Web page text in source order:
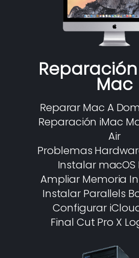
Mac
Reparar Mac A
Reparación iMac
Air
Problemas
Instalar macOS
Ampliar Memoria
Instalar Parallels
Configurar
Final Cut Pro X